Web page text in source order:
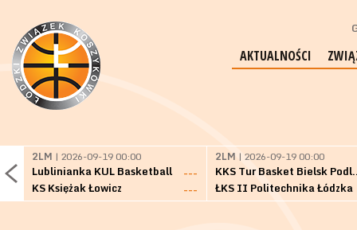
AKTUALNOŚCI
2LM | 2026-09-19 00:00
Lublinianka KUL Basketball
---
KS Księżak Łowicz
---
2LM | 2026-09-19 00:00
KKS Tur
ŁKS II Politechnika Łódzka